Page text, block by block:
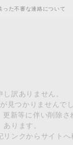
った不審な連絡について
し訳ありません。
見つかりませんでし
更新等に伴い削除
あります。
ンクからサイトへ